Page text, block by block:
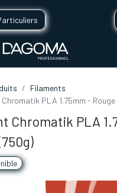
Filaments
PLA 1.75mm -
Chromatik PLA